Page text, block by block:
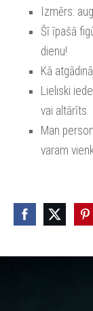
Izmērs:
Šī īpašā
dienu!
Kā
Lieliski
vai altārīts.
Man
varam